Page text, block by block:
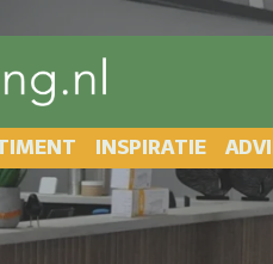
INSPIRATIE